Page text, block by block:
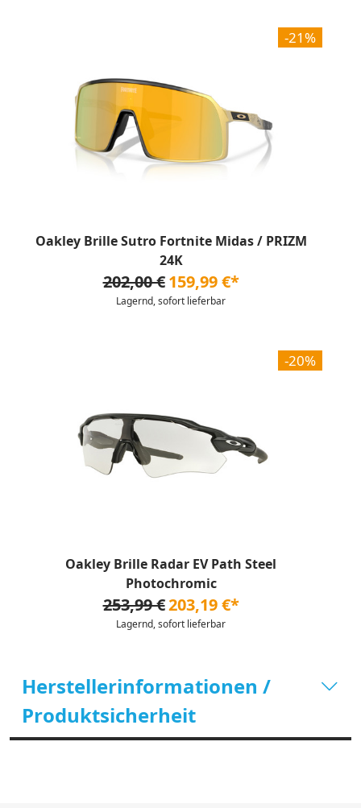
-21%
Oakley Brille Sutro Fortnite Midas / PRIZM
24K
202,00 € 159,99 €*
Lagernd, sofort lieferbar
-20%
Oakley Brille Radar EV Path Steel
Photochromic
253,99 €203,19 €*
Lagernd, sofort lieferbar
Herstellerinformationen /
Produktsicherheit